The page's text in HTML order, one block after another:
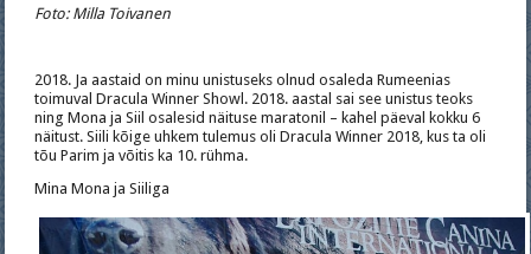
Foto: Milla Toivanen
2018. Ja aastaid on minu unistuseks olnud osaleda Rumeenias
toimuval Dracula Winner Showl. 2018. aastal sai see unistus teoks
ning Mona ja Siil osalesid näituse maratonil – kahel päeval kokku 6
näitust. Siili kõige uhkem tulemus oli Dracula Winner 2018, kus ta oli
tõu Parim ja võitis ka 10. rühma.
Mina Mona ja Siiliga